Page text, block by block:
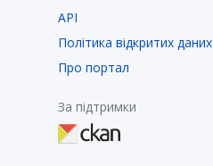
API
Політика відкритих даних
Про портал
За підтримки